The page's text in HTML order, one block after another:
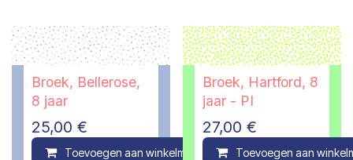
Broek, Bellerose,
8 jaar
25,00 €
Toevoegen aan winkelmandje Compare
Broek, Hartford, 8
jaar - PI
27,00 €
Toevoegen aan